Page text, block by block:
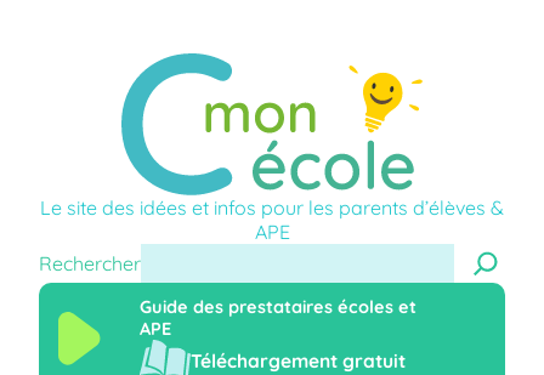
Le site des idées et infos pour les parents d’élèves &
APE
Rechercher
Guide des prestataires écoles et
APE
Téléchargement gratuit